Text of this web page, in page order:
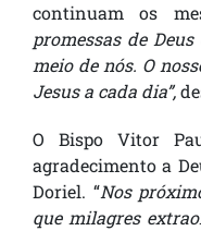
continuam os
promessas de
meio de nós. O
Jesus a cada dia”,
O Bispo Vitor
agradecimento a
Doriel. “Nos
que milagres